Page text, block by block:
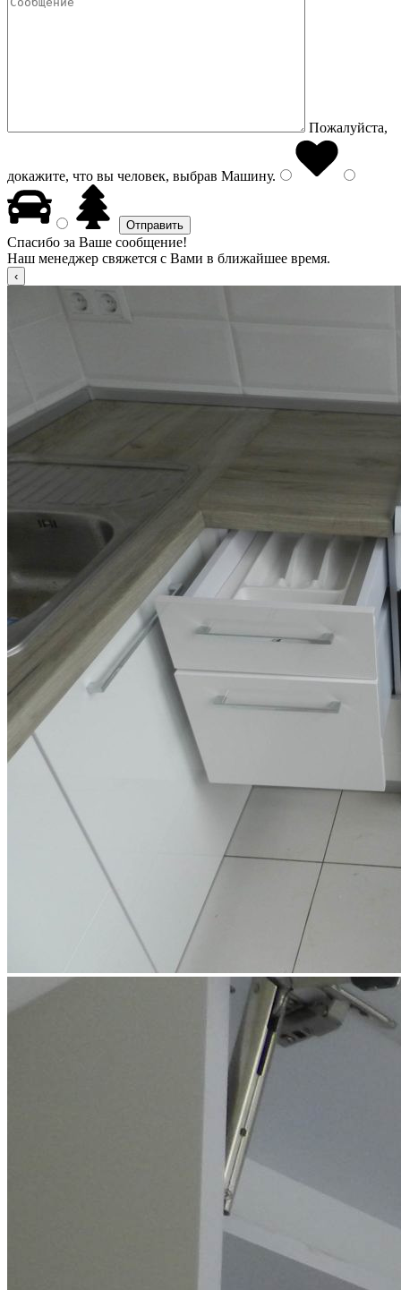
Пожалуйста,
докажите, что вы человек, выбрав Машину.
Спасибо за Ваше сообщение!
Наш менеджер свяжется с Вами в ближайшее время.